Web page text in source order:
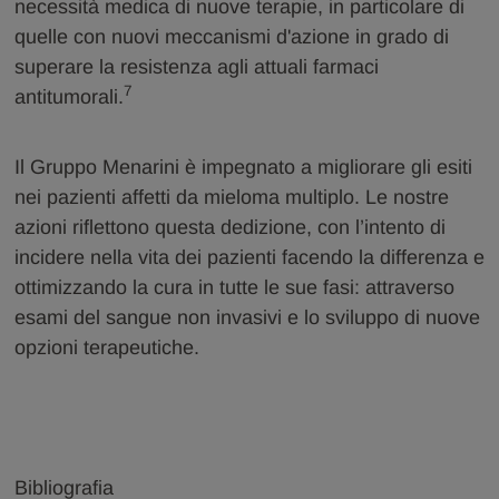
necessità medica di nuove terapie, in particolare di
quelle con nuovi meccanismi d'azione in grado di
superare la resistenza agli attuali farmaci
antitumorali.7
Il Gruppo Menarini è impegnato a migliorare gli esiti
nei pazienti affetti da mieloma multiplo. Le nostre
azioni riflettono questa dedizione, con l’intento di
incidere nella vita dei pazienti facendo la differenza e
ottimizzando la cura in tutte le sue fasi: attraverso
esami del sangue non invasivi e lo sviluppo di nuove
opzioni terapeutiche.
Bibliografia